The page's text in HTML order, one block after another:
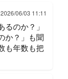
2026/06/03 11:11
のか？」
か？」も聞
も年数も把